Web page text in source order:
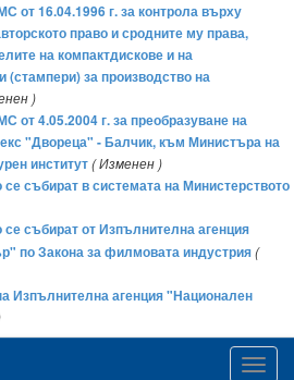
от 16.04.1996 г. за контрола върху
право и сродните му права,
на компактдискове и на
(стампери) за производство на
)
от 4.05.2004 г. за преобразуване на
"Двореца" - Балчик, към Министъра на
институт( Изменен )
се събират в системата на Министерството
се събират от Изпълнителна агенция
по Закона за филмовата индустрия(
Изпълнителна агенция "Национален